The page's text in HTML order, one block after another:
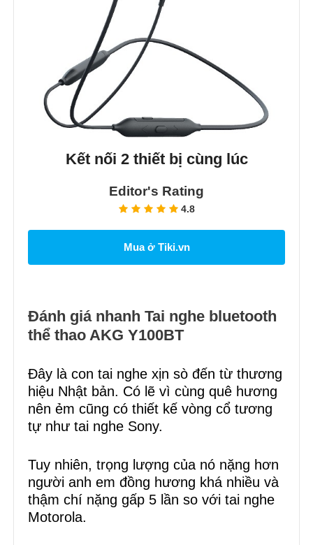
Kết nối 2 thiết bị cùng lúc
Editor's Rating
4.8
Mua ở Tiki.vn
Đánh giá nhanh Tai nghe bluetooth
thể thao AKG Y100BT
Đây là con tai nghe xịn sò đến từ thương
hiệu Nhật bản. Có lẽ vì cùng quê hương
nên ẻm cũng có thiết kế vòng cổ tương
tự như tai nghe Sony.
Tuy nhiên, trọng lượng của nó nặng hơn
người anh em đồng hương khá nhiều và
thậm chí nặng gấp 5 lần so với tai nghe
Motorola.